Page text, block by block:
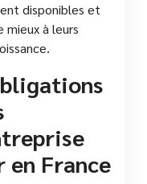
disponibles et
mieux à leurs
France